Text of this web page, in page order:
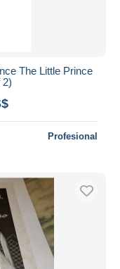
The Little Prince
2)
Profesional